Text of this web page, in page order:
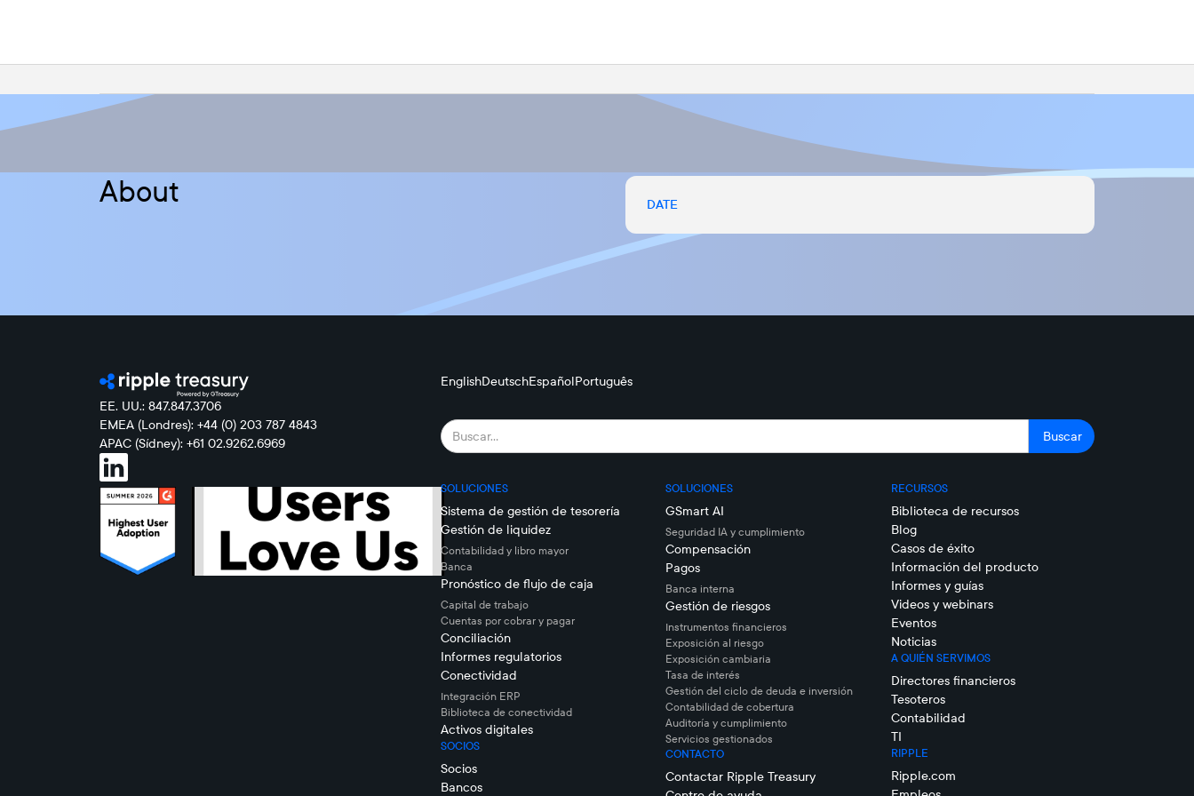
About DATE
EE. UU.: 847.847.3706
EMEA (Londres): +44 (0) 203 787 4843
APAC (Sídney): +61 02.9262.6969
EnglishDeutschEspañolPortuguês
SOLUCIONES
Sistema de gestión de tesorería
Gestión de liquidez
Contabilidad y libro mayor
Banca
Pronóstico de flujo de caja
Capital de trabajo
Cuentas por cobrar y pagar
Conciliación
Informes regulatorios
Conectividad
Integración ERP
Biblioteca de conectividad
Activos digitales
SOCIOS
Socios
Bancos
SOLUCIONES
GSmart AI
Seguridad IA y cumplimiento
Compensación
Pagos
Banca interna
Gestión de riesgos
Instrumentos financieros
Exposición al riesgo
Exposición cambiaria
Tasa de interés
Gestión del ciclo de deuda e inversión
Contabilidad de cobertura
Auditoría y cumplimiento
Servicios gestionados
CONTACTO
Contactar Ripple Treasury
RECURSOS
Biblioteca de recursos
Blog
Casos de éxito
Información del producto
Informes y guías
Videos y webinars
Eventos
Noticias
A QUIÉN SERVIMOS
Directores financieros
Tesoteros
Contabilidad
TI
RIPPLE
Ripple.com